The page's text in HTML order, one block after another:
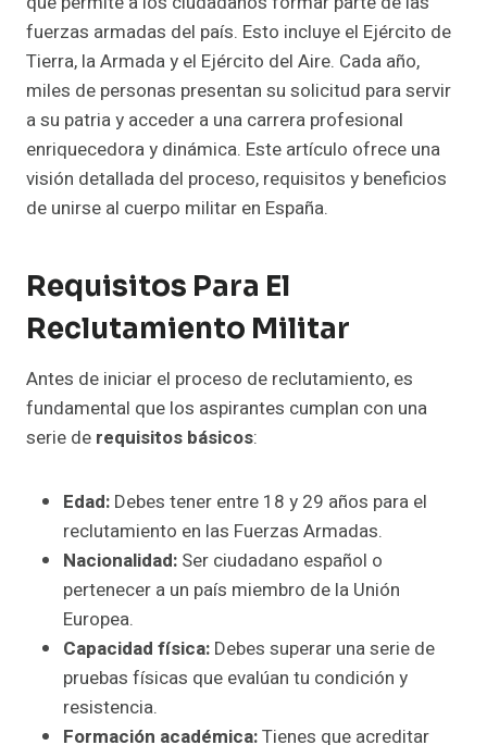
fuerzas armadas del país. Esto incluye el Ejército de
Tierra, la Armada y el Ejército del Aire. Cada año,
miles de personas presentan su solicitud para servir
a su patria y acceder a una carrera profesional
enriquecedora y dinámica. Este artículo ofrece una
visión detallada del proceso, requisitos y beneficios
de unirse al cuerpo militar en España.
Requisitos Para El
Reclutamiento Militar
Antes de iniciar el proceso de reclutamiento, es
fundamental que los aspirantes cumplan con una
serie de requisitos básicos:
Edad: Debes tener entre 18 y 29 años para el
reclutamiento en las Fuerzas Armadas.
Nacionalidad: Ser ciudadano español o
pertenecer a un país miembro de la Unión
Europea.
Capacidad física: Debes superar una serie de
pruebas físicas que evalúan tu condición y
resistencia.
Formación académica:Tienes que acreditar